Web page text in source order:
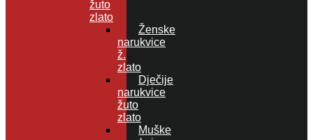
žuto
zlato
Ženske
narukvice
ž.
zlato
Dječije
narukvice
žuto
zlato
Muške